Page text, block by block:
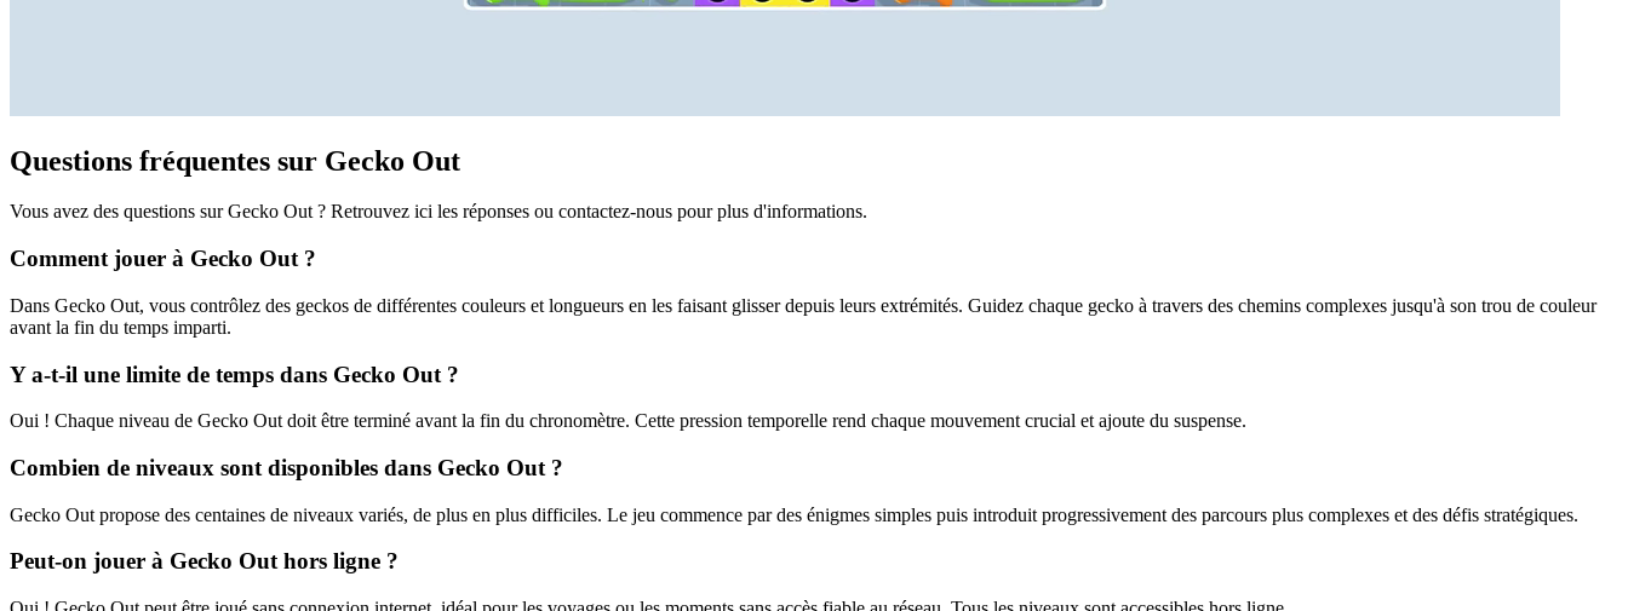
Questions fréquentes sur Gecko Out
Vous avez des questions sur Gecko Out ? Retrouvez ici les réponses ou contactez-nous pour plus d'informations.
Comment jouer à Gecko Out ?
Dans Gecko Out, vous contrôlez des geckos de différentes couleurs et longueurs en les faisant glisser depuis leurs extrémités. Guidez chaque gecko à travers des chemins complexes jusqu'à son trou de couleur
avant la fin du temps imparti.
Y a-t-il une limite de temps dans Gecko Out ?
Oui ! Chaque niveau de Gecko Out doit être terminé avant la fin du chronomètre. Cette pression temporelle rend chaque mouvement crucial et ajoute du suspense.
Combien de niveaux sont disponibles dans Gecko Out ?
Gecko Out propose des centaines de niveaux variés, de plus en plus difficiles. Le jeu commence par des énigmes simples puis introduit progressivement des parcours plus complexes et des défis stratégiques.
Peut-on jouer à Gecko Out hors ligne ?